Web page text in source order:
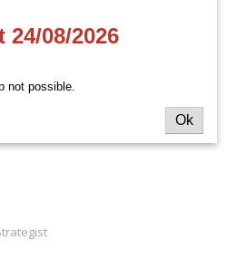
08/2026
not possible.
Ok